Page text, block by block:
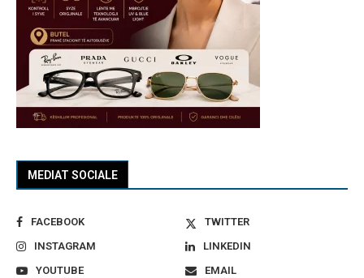
MEDIAT SOCIALE
FACEBOOK
TWITTER
INSTAGRAM
LINKEDIN
YOUTUBE
EMAIL